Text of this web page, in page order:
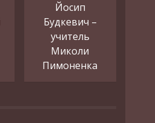
Йосип
Будкевич –
учитель
Миколи
Пимоненка